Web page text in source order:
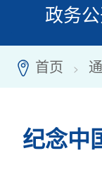
政务
7 首页 >
纪念中